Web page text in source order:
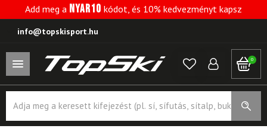
Add meg a NYAR10 kódot, és 10% kedvezményt kapsz
info@topskisport.hu
0
search